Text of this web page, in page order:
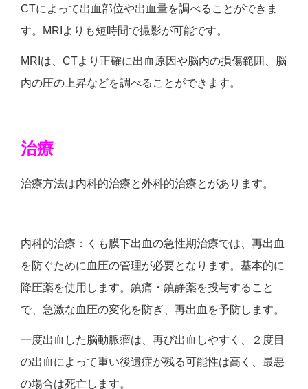
CTによって出血部位や出血量を調べることができま
す。MRIよりも短時間で撮影が可能です。
MRIは、CTより正確に出血原因や脳内の損傷範囲、脳
内の圧の上昇などを調べることができます。
治療
治療方法は内科的治療と外科的治療とがあります。
内科的治療：くも膜下出血の急性期治療では、再出血
を防ぐために血圧の管理が必要となります。基本的に
降圧薬を使用します。鎮痛・鎮静薬を投与すること
で、急激な血圧の変化を防ぎ、再出血を予防します。
一度出血した脳動脈瘤は、再び出血しやすく、２度目
の出血によって重い後遺症が残る可能性は高く、最悪
の場合は死亡します。